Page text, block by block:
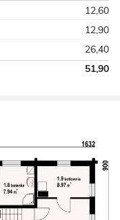
12,60
12,90
26,40
51,90